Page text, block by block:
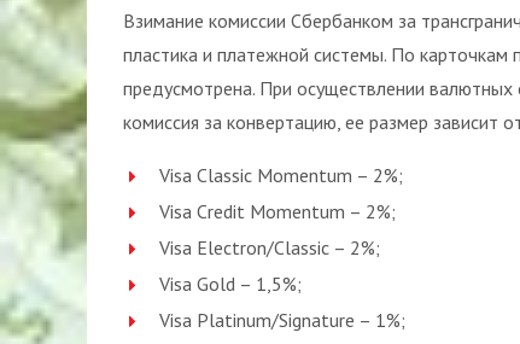
Взимание комиссии Сбербанком за
пластика и платежной системы. По
предусмотрена. При осуществлении
комиссия за конвертацию, ее размер зависит
Visa Classic Momentum – 2%;
Visa Credit Momentum – 2%;
Visa Electron/Classic – 2%;
Visa Gold – 1,5%;
Visa Platinum/Signature – 1%;